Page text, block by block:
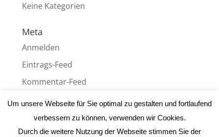
Keine Kategorien
Meta
Anmelden
Eintrags-Feed
Kommentar-Feed
WordPress.org
Um unsere Webseite für Sie optimal zu gestalten und fortlaufend
verbessern zu können, verwenden wir Cookies.
Durch die weitere Nutzung der Webseite stimmen Sie der